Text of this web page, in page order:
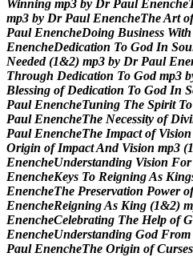
Winning mp3 by Dr Paul Enenche
mp3 by Dr Paul EnencheTheArt of
Paul EnencheDoing Business With
EnencheDedication To God In Sou
Needed (1&2) mp3 by Dr Paul Ene
Through Dedication To God mp3 b
Blessing of Dedication To God In S
Paul EnencheTuning The Spirit To
Paul EnencheThe Necessity of Divi
Paul EnencheThe Impact of Vision
Origin of ImpactAnd Vision mp3 (1
EnencheUnderstanding Vision For
EnencheKeys To ReigningAs King
EnencheThe Preservation Power of
EnencheReigningAs King (1&2) m
EnencheCelebrating The Help of G
EnencheUnderstanding God From
Paul EnencheThe Origin of Curses